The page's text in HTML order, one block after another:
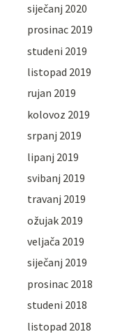
siječanj 2020
prosinac 2019
studeni 2019
listopad 2019
rujan 2019
kolovoz 2019
srpanj 2019
lipanj 2019
svibanj 2019
travanj 2019
ožujak 2019
veljača 2019
siječanj 2019
prosinac 2018
studeni 2018
listopad 2018